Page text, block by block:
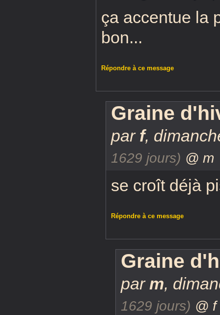
ça accentue la
bon...
Répondre à ce message
Graine
par f,
1629 jours) @ m
se croît déjà
Répondre à ce message
Graine
parm,
1629 jours) @ f